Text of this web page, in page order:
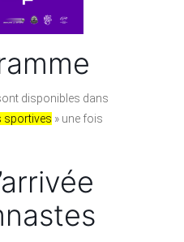
disponibles dans
sportives » une fois